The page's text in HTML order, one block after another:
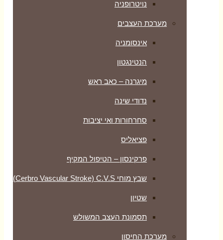
נויטרופניה
מערכת העצבים
אינסומניה
הנטינגטון
מיגרנה – כאב ראש
נדודי שינה
סחרחורות ואי יציבות
פציאליס
פרקינסון – הטיפול המקיף
שבץ מוחי Cerbro Vascular Stroke) C.V.S)
שטיון
תסמונת העצב המשולש
מערכת החיסון